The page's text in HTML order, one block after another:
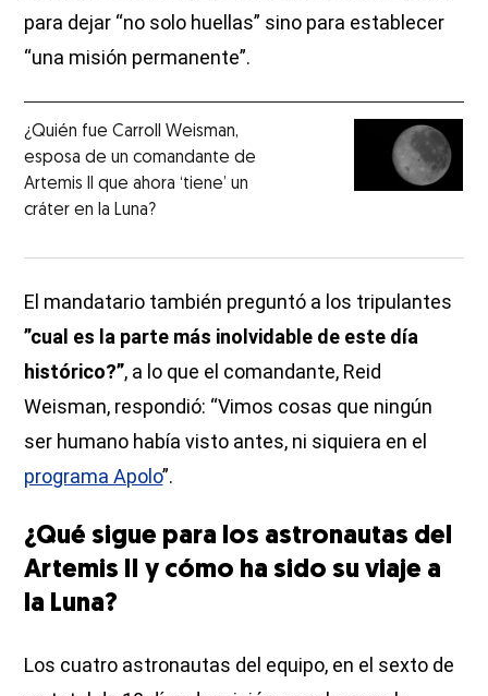
para dejar “no solo huellas” sino para establecer
“una misión permanente”.
¿Quién fue Carroll Weisman,
esposa de un comandante de
Artemis II que ahora ‘tiene’ un
cráter en la Luna?
El mandatario también preguntó a los tripulantes
”cual es la parte más inolvidable de este día
histórico?”, a lo que el comandante, Reid
Weisman, respondió: “Vimos cosas que ningún
ser humano había visto antes, ni siquiera en el
programa Apolo”.
¿Qué sigue para los astronautas del
Artemis II y cómo ha sido su viaje a
la Luna?
Los cuatro astronautas del equipo, en el sexto de